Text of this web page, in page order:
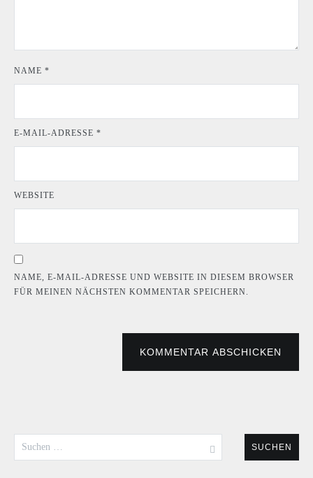
NAME *
E-MAIL-ADRESSE *
WEBSITE
NAME, E-MAIL-ADRESSE UND WEBSITE IN DIESEM BROWSER
FÜR MEINEN NÄCHSTEN KOMMENTAR SPEICHERN.
KOMMENTAR ABSCHICKEN
nach: